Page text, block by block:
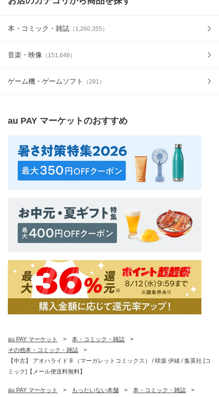
本・コミック・雑誌 （ 1,260,355 ）
音楽・映像 （ 151,648 ）
ゲーム機・ゲームソフト （281 ）
au PAY マーケットのおすすめ
au PAY マーケット > 本・コミック・雑誌
>
その他本・コミック・雑誌
>
【中古】 アオハライド 8 （マーガレットコミックス） / 咲坂 伊緒 / 集英社 [コ
ミック]【メール便送料無料】
au PAY マーケット > もったいない本舗 > 本・コミック・雑誌
>